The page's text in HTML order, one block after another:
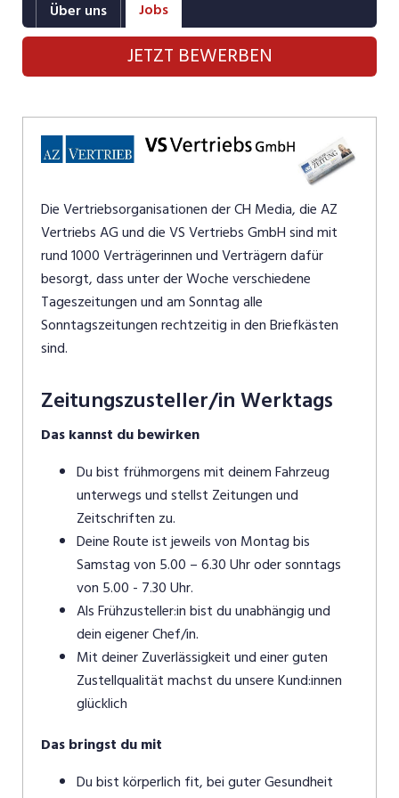
Industrie, Maschinenbau, Anlagenbau,
Produktion
Informatik, Telekommunikation
Kaufm. Berufe, Kundendienst, Verwaltung
Körperpflege, Wellness
Marketing, Kommunikation, Medien, Druck
Mechanik, Elektronik, Optik, Textil (Fertigung)
Medizin, Gesundheitswesen, Pflege
Sicherheit, Rettung, Polizei, Zoll
Verkauf, Handel, Kundenberatung,
Über uns Jobs
JETZT BEWERBEN
Die Vertriebsorganisationen der CH Media, die AZ
Vertriebs AG und die VS Vertriebs GmbH sind mit
rund 1000 Verträgerinnen und Verträgern dafür
besorgt, dass unter der Woche verschiedene
Tageszeitungen und am Sonntag alle
Sonntagszeitungen rechtzeitig in den Briefkästen
sind.
Zeitungszusteller/in Werktags
Das kannst du bewirken
Du bist frühmorgens mit deinem Fahrzeug
unterwegs und stellst Zeitungen und
Zeitschriften zu.
Deine Route ist jeweils von Montag bis
Samstag von 5.00 – 6.30 Uhr oder sonntags
von 5.00 - 7.30 Uhr.
Als Frühzusteller:in bist du unabhängig und
dein eigener Chef/in.
Mit deiner Zuverlässigkeit und einer guten
Zustellqualität machst du unsere Kund:innen
glücklich
Das bringst du mit
Du bist körperlich fit, bei guter Gesundheit